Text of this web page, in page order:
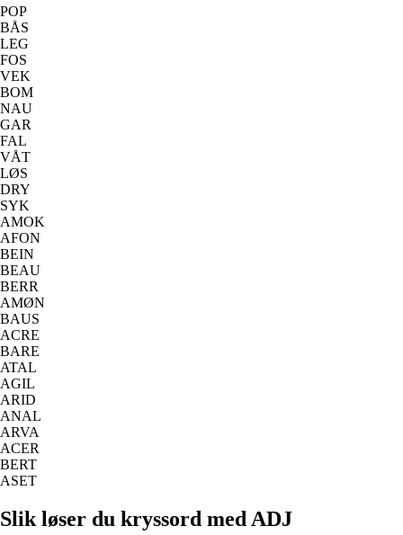
POP
BÅS
LEG
FOS
VEK
BOM
NAU
GAR
FAL
VÅT
LØS
DRY
SYK
AMOK
AFON
BEIN
BEAU
BERR
AMØN
BAUS
ACRE
BARE
ATAL
AGIL
ARID
ANAL
ARVA
ACER
BERT
ASET
Slik løser du kryssord med ADJ